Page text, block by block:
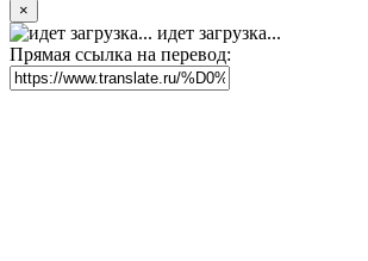
×
идет загрузка...
Прямая ссылка на перевод: